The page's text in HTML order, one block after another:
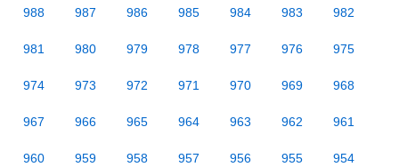
988 987 986 985 984 983 982
981 980 979 978 977 976 975
974 973 972 971 970 969 968
967 966 965 964 963 962 961
960 959 958 957 956 955 954